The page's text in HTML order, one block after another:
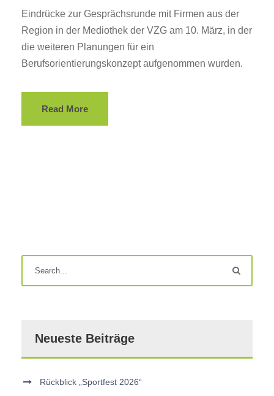
Eindrücke zur Gesprächsrunde mit Firmen aus der
Region in der Mediothek der VZG am 10. März, in der
die weiteren Planungen für ein
Berufsorientierungskonzept aufgenommen wurden.
Read More
Neueste Beiträge
Rückblick „Sportfest 2026“